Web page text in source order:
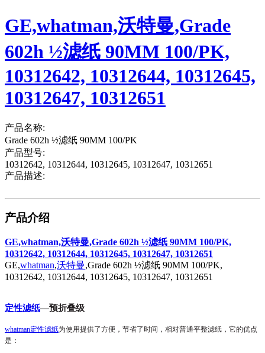
GE,whatman,沃特曼,Grade
602h ½滤纸 90MM 100/PK,
10312642, 10312644, 10312645,
10312647, 10312651
产品名称:
Grade 602h ½滤纸 90MM 100/PK
产品型号:
10312642, 10312644, 10312645, 10312647, 10312651
产品描述:
产品介绍
GE,whatman,沃特曼,Grade 602h ½滤纸 90MM 100/PK,
10312642, 10312644, 10312645, 10312647, 10312651
GE,whatman,沃特曼,Grade 602h ½滤纸 90MM 100/PK,
10312642, 10312644, 10312645, 10312647, 10312651
定性滤纸―预折叠级
whatman定性滤纸为使用提供了方便，节省了时间，相对普通平整滤纸，它的优点
是：